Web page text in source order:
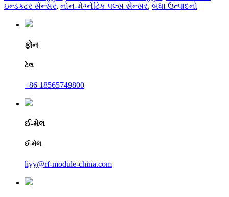
ઇન્ડક્ટર સેન્સર, નોન-મેગ્નેટિક પલ્સ સેન્સર, બધા ઉત્પાદનો
ફોન
ટેલ
+86 18565749800
ઈ-મેલ
ઈ-મેલ
liyy@rf-module-china.com